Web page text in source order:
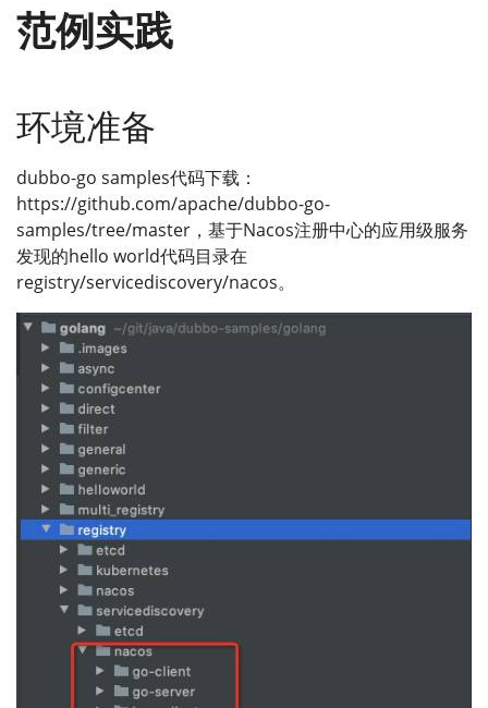
范例实践
环境准备
dubbo-go samples代码下载：
https://github.com/apache/dubbo-go-
samples/tree/master，基于Nacos注册中心的应用级服务
发现的hello world代码目录在
registry/servicediscovery/nacos。